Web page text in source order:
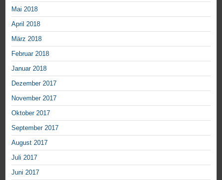
Mai 2018
April 2018
März 2018
Februar 2018
Januar 2018
Dezember 2017
November 2017
Oktober 2017
September 2017
August 2017
Juli 2017
Juni 2017